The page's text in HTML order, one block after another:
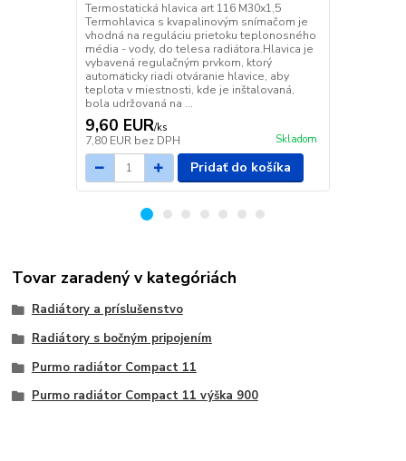
Termostatická hlavica art 116 M30x1,5
Termohlavica s kvapalinovým snímačom je
vhodná na reguláciu prietoku teplonosného
média - vody, do telesa radiátora.Hlavica je
vybavená regulačným prvkom, ktorý
automaticky riadi otváranie hlavice, aby
teplota v miestnosti, kde je inštalovaná,
bola udržovaná na ...
9,60 EUR/ks
7,80 EUR bez DPH Skladom
Pridať do košíka
Tovar zaradený v kategóriách
Radiátory a príslušenstvo
Radiátory s bočným pripojením
Purmo radiátor Compact 11
Purmo radiátor Compact 11 výška 900